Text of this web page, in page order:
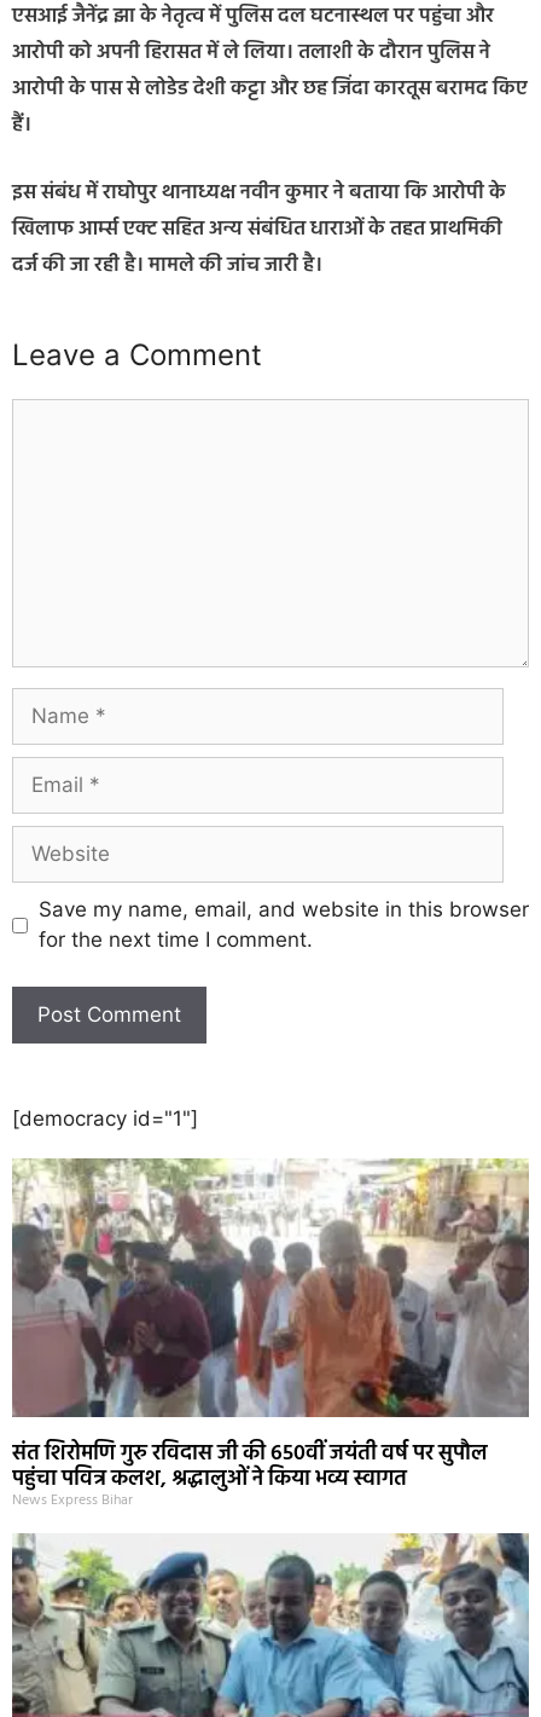
एसआई जैनेंद्र झा के नेतृत्व में पुलिस दल घटनास्थल पर पहुंचा और
आरोपी को अपनी हिरासत में ले लिया। तलाशी के दौरान पुलिस ने
आरोपी के पास से लोडेड देशी कट्टा और छह जिंदा कारतूस बरामद किए
हैं।
इस संबंध में राघोपुर थानाध्यक्ष नवीन कुमार ने बताया कि आरोपी के
खिलाफ आर्म्स एक्ट सहित अन्य संबंधित धाराओं के तहत प्राथमिकी
दर्ज की जा रही है। मामले की जांच जारी है।
Leave a Comment
Save my name, email, and website in this browser
for the next time I comment.
[democracy id="1"]
संत शिरोमणि गुरु रविदास जी की 650वीं जयंती वर्ष पर सुपौल
पहुंचा पवित्र कलश, श्रद्धालुओं ने किया भव्य स्वागत
News Express Bihar